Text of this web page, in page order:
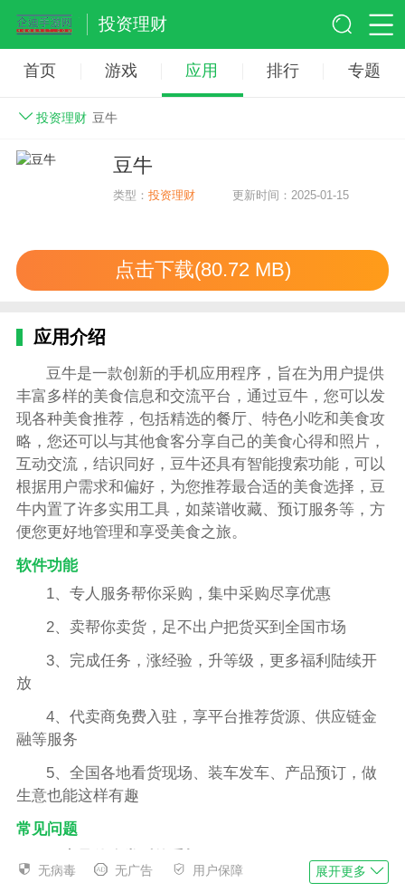
投资理财
首页 游戏 应用 排行 专题
投资理财 豆牛
豆牛
类型：投资理财 更新时间：2025-01-15
点击下载(80.72 MB)
应用介绍
豆牛是一款创新的手机应用程序，旨在为用户提供
丰富多样的美食信息和交流平台，通过豆牛，您可以发
现各种美食推荐，包括精选的餐厅、特色小吃和美食攻
略，您还可以与其他食客分享自己的美食心得和照片，
互动交流，结识同好，豆牛还具有智能搜索功能，可以
根据用户需求和偏好，为您推荐最合适的美食选择，豆
牛内置了许多实用工具，如菜谱收藏、预订服务等，方
便您更好地管理和享受美食之旅。
软件功能
1、专人服务帮你采购，集中采购尽享优惠
2、卖帮你卖货，足不出户把货买到全国市场
3、完成任务，涨经验，升等级，更多福利陆续开
放
4、代卖商免费入驻，享平台推荐货源、供应链金
融等服务
5、全国各地看货现场、装车发车、产品预订，做
生意也能这样有趣
常见问题
无病毒 无广告 用户保障 展开更多